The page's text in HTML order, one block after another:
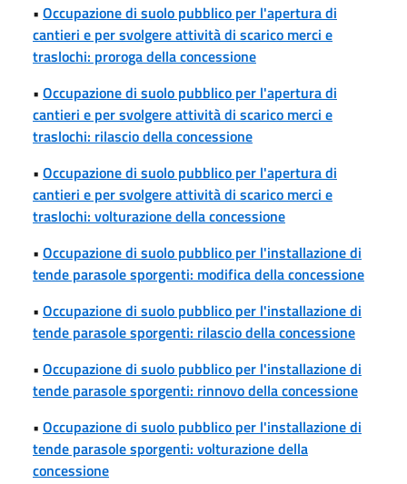
• Occupazione di suolo pubblico per l'apertura di
cantieri e per svolgere attività di scarico merci e
traslochi: proroga della concessione
• Occupazione di suolo pubblico per l'apertura di
cantieri e per svolgere attività di scarico merci e
traslochi: rilascio della concessione
• Occupazione di suolo pubblico per l'apertura di
cantieri e per svolgere attività di scarico merci e
traslochi: volturazione della concessione
• Occupazione di suolo pubblico per l'installazione di
tende parasole sporgenti: modifica della concessione
• Occupazione di suolo pubblico per l'installazione di
tende parasole sporgenti: rilascio della concessione
• Occupazione di suolo pubblico per l'installazione di
tende parasole sporgenti: rinnovo della concessione
• Occupazione di suolo pubblico per l'installazione di
tende parasole sporgenti: volturazione della
concessione